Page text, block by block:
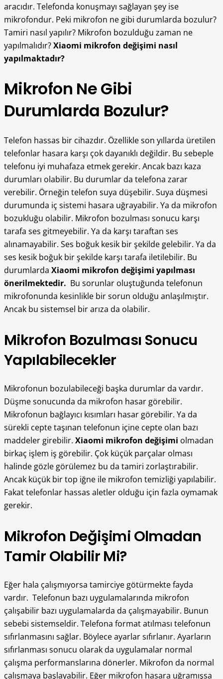
aracıdır. Telefonda konuşmayı sağlayan şey ise
mikrofondur. Peki mikrofon ne gibi durumlarda bozulur?
Tamiri nasıl yapılır? Mikrofon bozulduğu zaman ne
yapılmalıdır?Xiaomi mikrofon değişimi nasıl
yapılmaktadır?
Mikrofon Ne Gibi
Durumlarda Bozulur?
Telefon hassas bir cihazdır. Özellikle son yıllarda üretilen
telefonlar hasara karşı çok dayanıklı değildir. Bu sebeple
telefonu iyi muhafaza etmek gerekir. Ancak bazı kaza
durumları olabilir. Bu durumlar da telefona zarar
verebilir. Örneğin telefon suya düşebilir. Suya düşmesi
durumunda iç sistemi hasara uğrayabilir. Ya da mikrofon
bozukluğu olabilir. Mikrofon bozulması sonucu karşı
tarafa ses gitmeyebilir. Ya da karşı taraftan ses
alınamayabilir. Ses boğuk kesik bir şekilde gelebilir. Ya da
ses kesik boğuk bir şekilde karşı tarafa iletilebilir. Bu
durumlarda Xiaomi mikrofon değişimi yapılması
önerilmektedir. Bu sorunlar oluştuğunda telefonun
mikrofonunda kesinlikle bir sorun olduğu anlaşılmıştır.
Ancak bu sistemsel bir arıza da olabilir.
Mikrofon Bozulması Sonucu
Yapılabilecekler
Mikrofonun bozulabileceği başka durumlar da vardır.
Düşme sonucunda da mikrofon hasar görebilir.
Mikrofonun bağlayıcı kısımları hasar görebilir. Ya da
sürekli cepte taşınan telefonun içine cepte olan bazı
maddeler girebilir. Xiaomi mikrofon değişimi olmadan
birkaç işlem iş görebilir. Çok küçük parçalar olması
halinde gözle görülemez bu da tamiri zorlaştırabilir.
Ancak küçük bir top iğne ile mikrofon temizliği yapılabilir.
Fakat telefonlar hassas aletler olduğu için fazla oymamak
gerekir.
Mikrofon Değişimi Olmadan
Tamir Olabilir Mi?
Eğer hala çalışmıyorsa tamirciye götürmekte fayda
vardır. Telefonun bazı uygulamalarında mikrofon
çalışabilir bazı uygulamalarda da çalışmayabilir. Bunun
sebebi sistemseldir. Telefona format atılması telefonun
sıfırlanmasını sağlar. Böylece ayarlar sıfırlanır. Ayarların
sıfırlanması sonucu olarak da uygulamalar normal
çalışma performanslarına dönerler. Mikrofon da normal
çalışmaya başlayabilir. Eğer mikrofon hasara uğramışsa